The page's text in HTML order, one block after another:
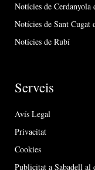
Notícies de Cerdanyola
Notícies de Sant Cugat
Notícies de Rubí
Serveis
Avís Legal
Privacitat
Cookies
Publicitat a Sabadell al